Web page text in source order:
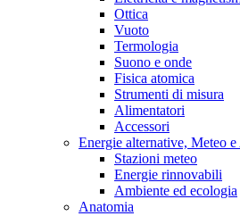
Ottica
Vuoto
Termologia
Suono e onde
Fisica atomica
Strumenti di misura
Alimentatori
Accessori
Energie alternative, Meteo
Stazioni meteo
Energie rinnovabili
Ambiente ed ecologia
Anatomia